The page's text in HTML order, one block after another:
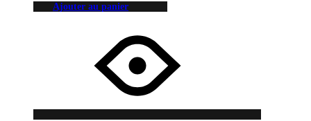
Ajouter au panier